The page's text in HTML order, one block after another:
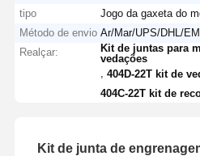
tipo
Jogo da gaxeta do
Método de envio Ar/Mar/UPS/DHL/
Realçar:
Kit de juntas para
vedações
,404D-22T kit de
404C-22T kit de
Kit de junta de